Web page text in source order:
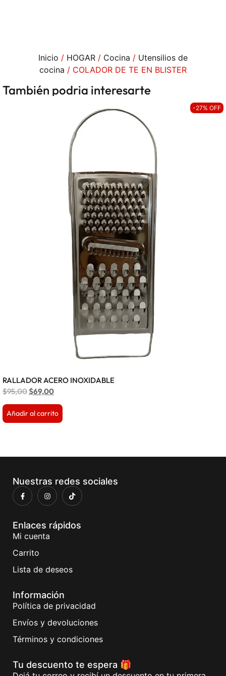
Inicio / HOGAR / Cocina / Utensilios de
cocina / COLADOR DE TE EN BLISTER
También podria interesarte
-27% OFF
RALLADOR ACERO INOXIDABLE
$95,00$69,00
Añadir al carrito
Nuestras redes sociales
Enlaces rápidos
Mi cuenta
Carrito
Lista de deseos
Información
Política de privacidad
Envíos y devoluciones
Términos y condiciones
Tu descuento te espera 🎁